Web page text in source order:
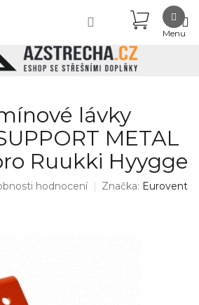
KOŠÍK
lávky
METAL
Ruukki Hyygge
hodnocení Značka: Eurovent